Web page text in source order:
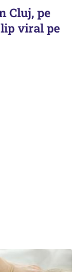
Cluj, pe
viral pe